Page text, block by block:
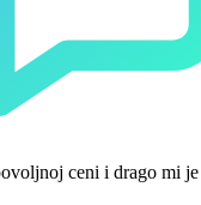
ceni i drago mi